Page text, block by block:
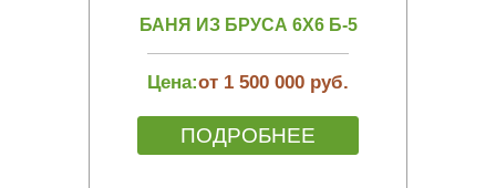
БАНЯ ИЗ БРУСА 6Х6 Б-5
Цена:от 1 500 000 руб.
ПОДРОБНЕЕ